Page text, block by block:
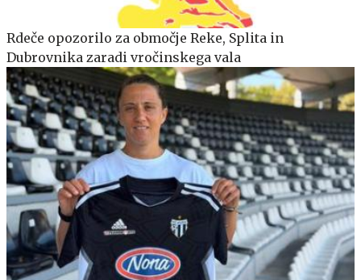
Rdeče opozorilo za območje Reke, Splita in
Dubrovnika zaradi vročinskega vala